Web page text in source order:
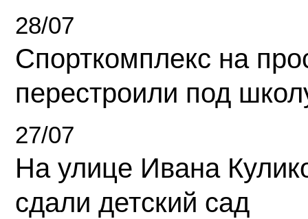
28/07
Спорткомплекс на
перестроили под
27/07
На улице Ивана
сдали детский сад